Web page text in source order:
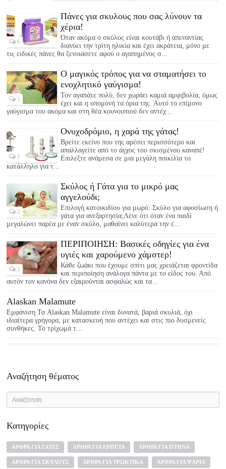
6
Πάνες για σκυλους που σας λύνουν τα
χέρια!
Όταν ακόμα ο σκύλος είναι κουτάβι ή απεναντίας
διανύει την τρίτη ηλικία και έχει ακράτεια, μόνο με
τις ειδικές πάνες θα ξενοιάσετε αφού ο αγαπημένος σ...
2
Ο μαγικός τρόπος για να σταματήσει το
ενοχλητικό γαύγισμα!
Τον αγαπάτε πολύ, δεν χωράει καμιά αμφιβολία, όμως
έχει και η υπομονή τα όρια της. Αυτό το επίμονο
γαύγισμα του ακόμα και στη θέα κουνουπιού δεν αντέχ...
2
Ονυχοδρόμιο, η χαρά της γάτας!
Βρείτε εκείνο που της αρέσει περισσότερο και
απαλλαγείτε από το άγχος του σκισμένου καναπέ!
Επιλέξτε ανάμεσα σε μια μεγάλη ποικιλία το
κατάλληλο για τ...
2
Σκύλος ή Γάτα για το μικρό μας
αγγελούδι;
Επιλογή κατοικιδίου για μωρό: Σκύλο για αφοσίωση ή
γάτα για ανεξαρτησία;Λένε ότι όταν ένα παιδί
μεγαλώνει παρέα με έναν σκύλο, μαθαίνει καλύτερα την έ...
2
ΠΕΡΙΠΟΙΗΣΗ: Βασικές οδηγίες για ένα
υγιές και χαρούμενο χάμστερ!
Κάθε ζωάκι που έχουμε σπίτι μας χρειάζεται φροντίδα
και περιποίηση ανάλογα πάντα με το είδος του. Από
αυτόν τον κανόνα δεν εξαιρούνται ασφαλώς και τα...
Alaskan Malamute
Εμφάνιση Τα Alaskan Malamute είναι δυνατά, βαριά σκυλιά, όχι
ιδιαίτερα γρήγορα, με κατασκευή που αντέχει και στις πιο δυσμενείς
συνθήκες. Το τρίχωμά τ...
Αναζήτηση θέματος
Κατηγορίες
ΆΡΘΡΑ ΓΙΑ ΓΆΤΕΣ ΆΡΘΡΑ ΓΙΑ ΕΡΠΕΤΆ ΆΡΘΡΑ ΓΙΑ ΠΤΗΝΆ
ΆΡΘΡΑ ΓΙΑ ΣΚΎΛΟΥΣ ΆΡΘΡΑ ΓΙΑ ΤΡΩΚΤΙΚΆ ΆΡΘΡΑ ΓΙΑ ΨΆΡΙΑ